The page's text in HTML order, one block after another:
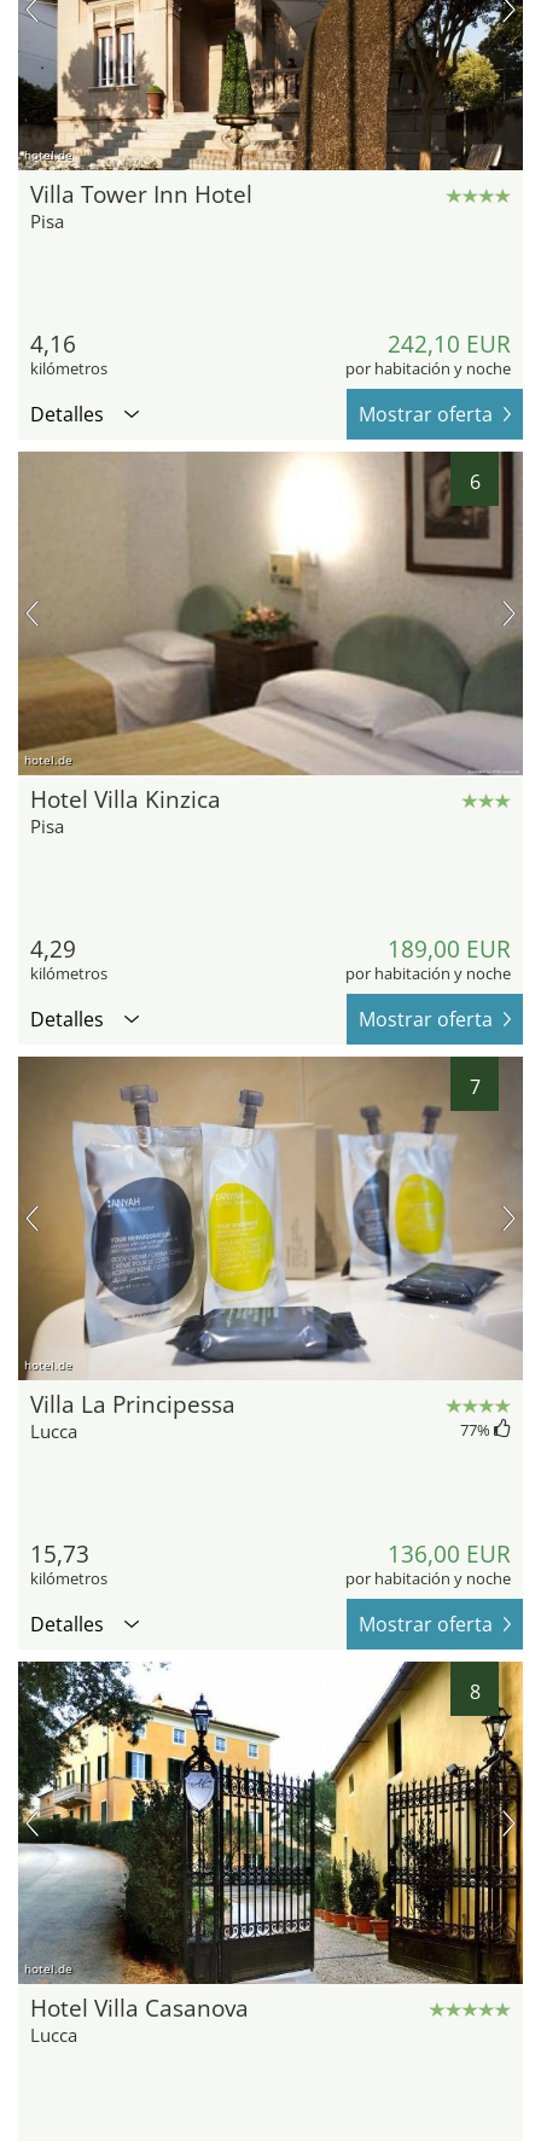
hotel.de
Villa Tower Inn Hotel
Pisa
4,16
kilómetros
242,10 EUR
por habitación y noche
Detalles Mostrar oferta
6
hotel.de
Hotel Villa Kinzica
Pisa
4,29
kilómetros
189,00 EUR
por habitación y noche
Detalles Mostrar oferta
7
hotel.de
Villa La Principessa
Lucca 77%
15,73
kilómetros
136,00 EUR
por habitación y noche
Detalles Mostrar oferta
8
hotel.de
Hotel Villa Casanova
Lucca